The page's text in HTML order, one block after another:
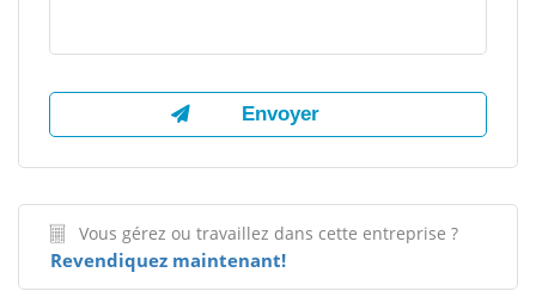
Vous gérez ou travaillez dans cette entreprise ?
Revendiquez maintenant!